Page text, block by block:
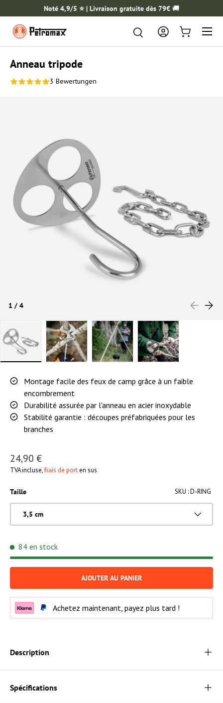
ALLER AU CONTENU
Noté 4,9/5 ⭐️ | Livraison gratuite dès 79€ 🚚
Rechercher
RechercherSe connecter
Panier
Menu
Anneau tripode
3 Bewertungen
PRÉCÉDENT
1 / de
4
Montage facile des feux de camp grâce à un faible
encombrement
Durabilité assurée par l'anneau en acier inoxydable
Stabilité garantie : découpes préfabriquées pour les
branches
24,90 €
TVA incluse,frais de porten sus
SKU :D-RING
Taille
3,5 cm
84 en stock
AJOUTER AU PANIER
Achetez maintenant, payez plus tard !
Description
Spécifications